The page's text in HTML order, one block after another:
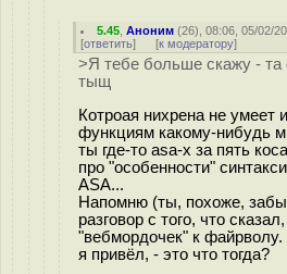
5.45 ,Аноним (26), 08:06, 05/02/
[ответить] [к модератору]
>Я тебе больше скажу - та
тыщ
Котроая нихрена не умеет
функциям какому-нибудь
ты где-то asa-x за пять
про "особенности"
ASA...
Напомню (ты, похоже,
разговор с того, что
"вебмордочек" к
я привёл, - это что тогда?